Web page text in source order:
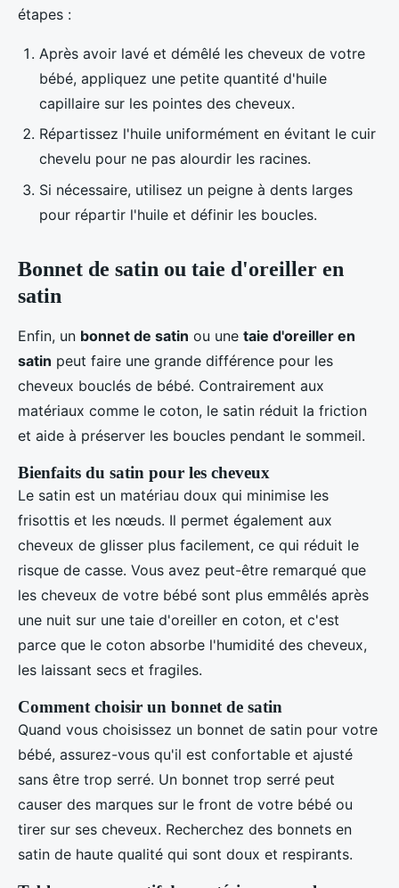
étapes :
Après avoir lavé et démêlé les cheveux de votre
bébé, appliquez une petite quantité d'huile
capillaire sur les pointes des cheveux.
Répartissez l'huile uniformément en évitant le cuir
chevelu pour ne pas alourdir les racines.
Si nécessaire, utilisez un peigne à dents larges
pour répartir l'huile et définir les boucles.
Bonnet de satin ou taie d'oreiller en
satin
Enfin, un bonnet de satin ou une taie d'oreiller en
satin peut faire une grande différence pour les
cheveux bouclés de bébé. Contrairement aux
matériaux comme le coton, le satin réduit la friction
et aide à préserver les boucles pendant le sommeil.
Bienfaits du satin pour les cheveux
Le satin est un matériau doux qui minimise les
frisottis et les nœuds. Il permet également aux
cheveux de glisser plus facilement, ce qui réduit le
risque de casse. Vous avez peut-être remarqué que
les cheveux de votre bébé sont plus emmêlés après
une nuit sur une taie d'oreiller en coton, et c'est
parce que le coton absorbe l'humidité des cheveux,
les laissant secs et fragiles.
Comment choisir un bonnet de satin
Quand vous choisissez un bonnet de satin pour votre
bébé, assurez-vous qu'il est confortable et ajusté
sans être trop serré. Un bonnet trop serré peut
causer des marques sur le front de votre bébé ou
tirer sur ses cheveux. Recherchez des bonnets en
satin de haute qualité qui sont doux et respirants.